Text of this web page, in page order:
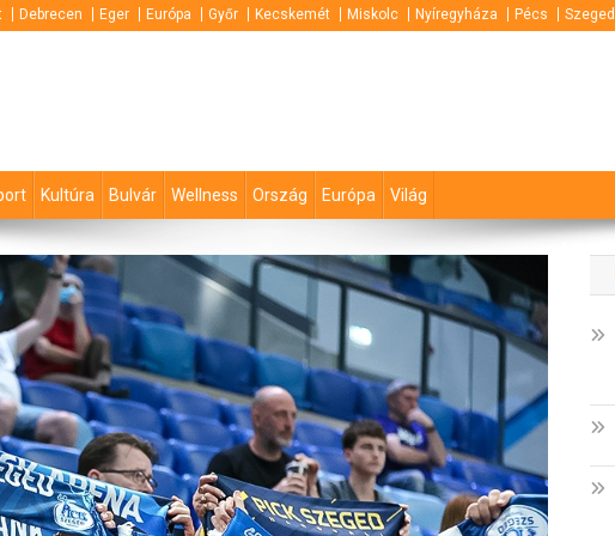
Debrecen Eger Európa Győr Kecskemét Miskolc Nyíregyháza Pécs Szeged
Kultúra Bulvár Wellness Ország Európa Világ